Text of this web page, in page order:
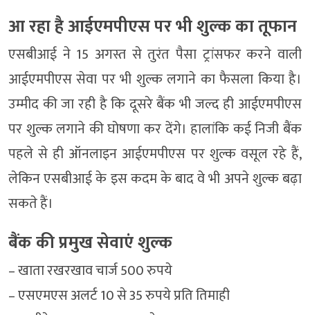
आ रहा है आईएमपीएस पर भी शुल्क का तूफान
एसबीआई ने 15 अगस्त से तुरंत पैसा ट्रांसफर करने वाली
आईएमपीएस सेवा पर भी शुल्क लगाने का फैसला किया है।
उम्मीद की जा रही है कि दूसरे बैंक भी जल्द ही आईएमपीएस
पर शुल्क लगाने की घोषणा कर देंगे। हालांकि कई निजी बैंक
पहले से ही ऑनलाइन आईएमपीएस पर शुल्क वसूल रहे हैं,
लेकिन एसबीआई के इस कदम के बाद वे भी अपने शुल्क बढ़ा
सकते हैं।
बैंक की प्रमुख सेवाएं शुल्क
– खाता रखरखाव चार्ज 500 रुपये
– एसएमएस अलर्ट 10 से 35 रुपये प्रति तिमाही